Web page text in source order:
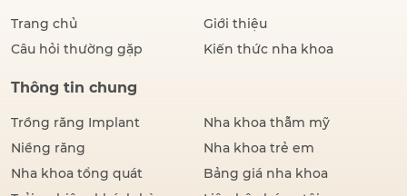
Trang chủ
Giới thiệu
Câu hỏi thường gặp
Kiến thức nha khoa
Thông tin chung
Trồng răng Implant
Nha khoa thẫm mỹ
Niềng răng
Nha khoa trẻ em
Nha khoa tổng quát
Bảng giá nha khoa